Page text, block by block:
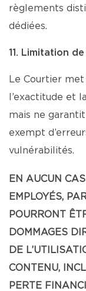
règlements
dédiées.
11. Limitation
Le Courtier
l’exactitude et
mais ne
exempt
vulnérabilités.
EN AUCUN
EMPLOYÉS,
POURRONT
DOMMAGES
DE
CONTENU,
PERTE